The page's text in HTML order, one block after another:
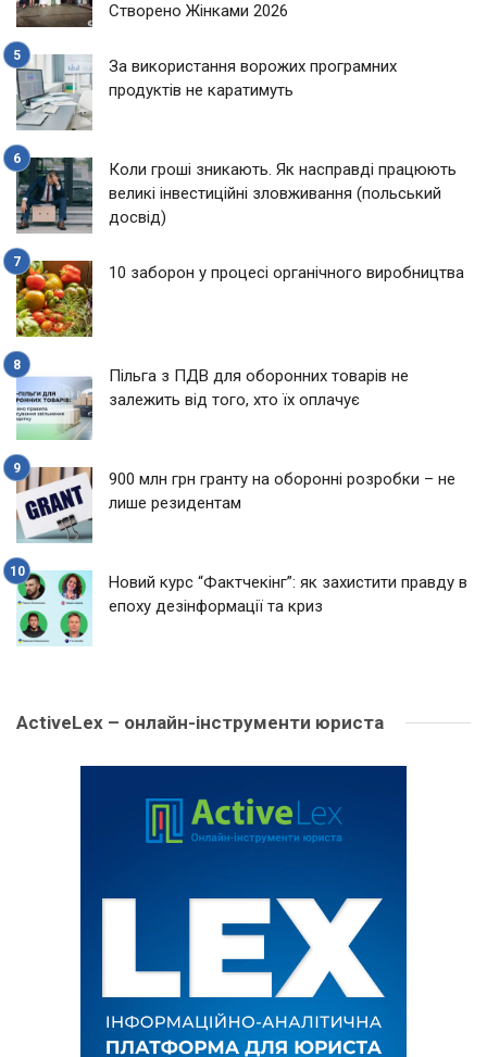
Створено Жінками 2026
За використання ворожих програмних
продуктів не каратимуть
Коли гроші зникають. Як насправді працюють
великі інвестиційні зловживання (польський
досвід)
10 заборон у процесі органічного виробництва
Пільга з ПДВ для оборонних товарів не
залежить від того, хто їх оплачує
900 млн грн гранту на оборонні розробки – не
лише резидентам
Новий курс “Фактчекінг”: як захистити правду в
епоху дезінформації та криз
ActiveLex – онлайн-інструменти юриста